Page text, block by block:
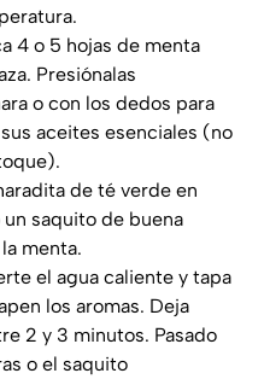
4 o 5 hojas de menta
Presiónalas
o con los dedos para
aceites esenciales (no
de té verde en
saquito de buena
menta.
el agua caliente y tapa
los aromas. Deja
2 y 3 minutos. Pasado
o el saquito